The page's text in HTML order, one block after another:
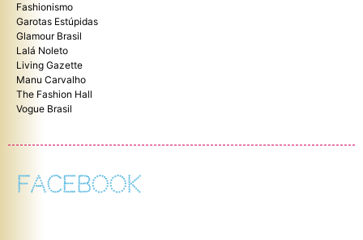
Fashionismo
Garotas Estúpidas
Glamour Brasil
Lalá Noleto
Living Gazette
Manu Carvalho
The Fashion Hall
Vogue Brasil
FACEBOOK